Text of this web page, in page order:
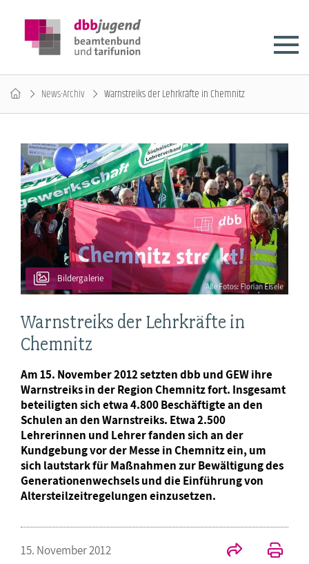
News-Archiv Warnstreiks der Lehrkräfte in Chemnitz
Bildergalerie
Warnstreiks der Lehrkräfte in
Chemnitz
Am 15. November 2012 setzten dbb und GEW ihre
Warnstreiks in der Region Chemnitz fort. Insgesamt
beteiligten sich etwa 4.800 Beschäftigte an den
Schulen an den Warnstreiks. Etwa 2.500
Lehrerinnen und Lehrer fanden sich an der
Kundgebung vor der Messe in Chemnitz ein, um
sich lautstark für Maßnahmen zur Bewältigung des
Generationenwechsels und die Einführung von
Altersteilzeitregelungen einzusetzen.
15. November 2012